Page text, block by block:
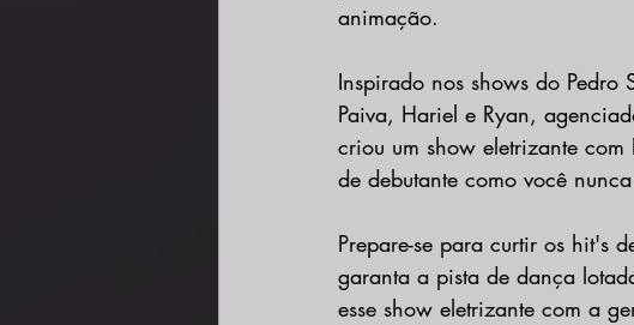
animação.
Inspirado nos shows do
Paiva, Hariel e Ryan,
criou um show eletrizante com
de debutante como você
Prepare-se para curtir os hit's
garanta a pista de dança
esse show eletrizante com a